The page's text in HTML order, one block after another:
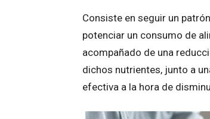
Consiste en seguir un
potenciar un consumo de
acompañado de una
dichos nutrientes, junto a
efectiva a la hora de